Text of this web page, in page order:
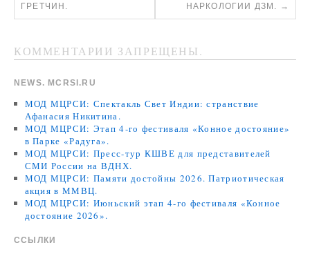
ГРЕТЧИН.
НАРКОЛОГИИ ДЗМ. →
КОММЕНТАРИИ ЗАПРЕЩЕНЫ.
NEWS. MCRSI.RU
МОД МЦРСИ: Спектакль Свет Индии: странствие
Афанасия Никитина.
МОД МЦРСИ: Этап 4-го фестиваля «Конное достояние»
в Парке «Радуга».
МОД МЦРСИ: Пресс-тур КШВЕ для представителей
СМИ России на ВДНХ.
МОД МЦРСИ: Памяти достойны 2026. Патриотическая
акция в ММВЦ.
МОД МЦРСИ: Июньский этап 4-го фестиваля «Конное
достояние 2026».
ССЫЛКИ